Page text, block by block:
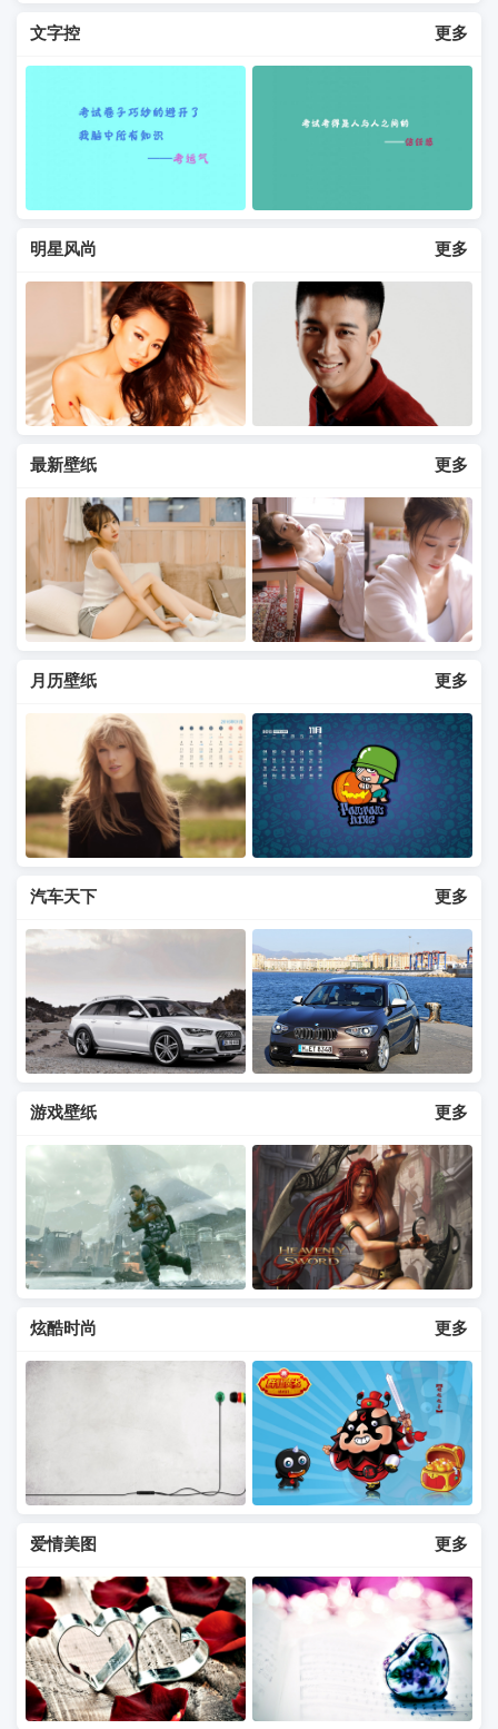
文字控 更多
明星风尚 更多
最新壁纸 更多
月历壁纸 更多
汽车天下 更多
游戏壁纸 更多
炫酷时尚 更多
爱情美图 更多